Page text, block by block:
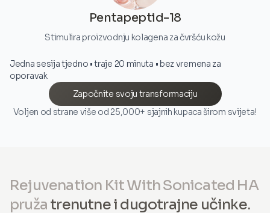
Pentapeptid-18
Stimulira proizvodnju kolagena za čvršću kožu
Jedna sesija tjedno • traje 20 minuta • bez vremena za
oporavak
Započnite svoju transformaciju
Voljen od strane više od 25,000+ sjajnih kupaca širom svijeta!
Rejuvenation Kit With Sonicated HA
pruža trenutne i dugotrajne učinke.